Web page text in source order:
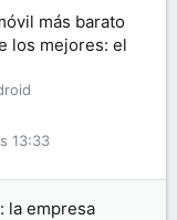
más barato
los mejores: el
13:33
la empresa